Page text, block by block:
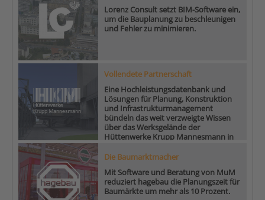
Lorenz Consult setzt BIM-Software ein,
um die Bauplanung zu beschleunigen
und Fehler zu minimieren.
Vollendete Partnerschaft
Eine Hochleistungsdatenbank und
Lösungen für Planung, Konstruktion
und Infrastrukturmanagement
bündeln das weit verzweigte Wissen
über das Werksgelände der
Hüttenwerke Krupp Mannesmann in
Die Baumarktmacher
Mit Software und Beratung von MuM
reduziert hagebau die Planungszeit für
Baumärkte um mehr als 10 Prozent.